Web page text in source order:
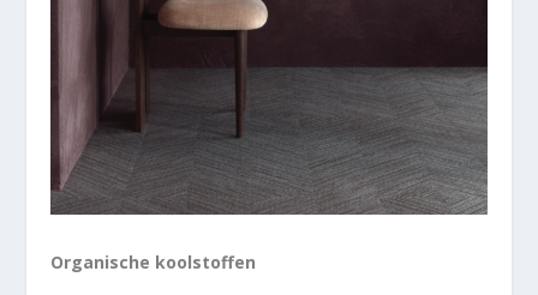
Organische koolstoffen